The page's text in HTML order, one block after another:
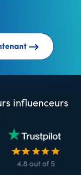
influenceurs